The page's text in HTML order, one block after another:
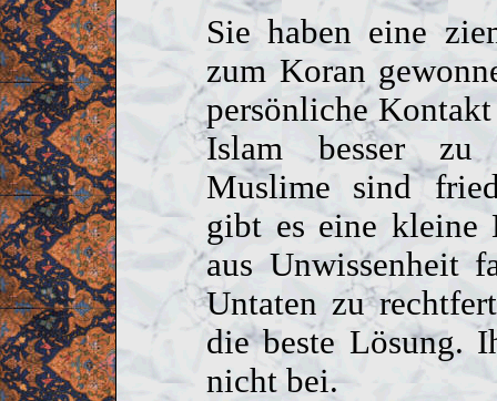
Sie haben eine
zum Koran
persönliche
Islam besser zu
Muslime sind
gibt es eine kleine
aus Unwissenheit
Untaten zu
die beste Lösung.
nicht bei.